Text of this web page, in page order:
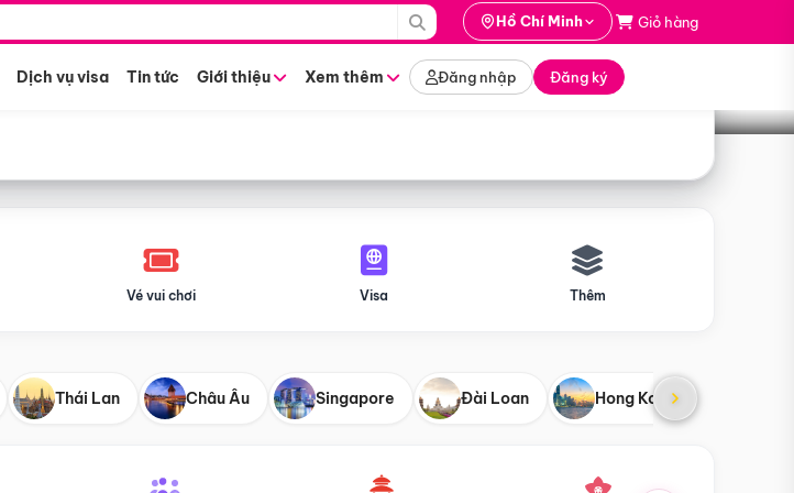
Hồ Chí Minh Giỏ hàng
Dịch vụ visa Tin tức Giới thiệu Xem thêm Đăng nhập Đăng ký
Tìm tour
Vé vui chơi Visa Thêm
Thái Lan Châu Âu Singapore Đài Loan Hong Kong